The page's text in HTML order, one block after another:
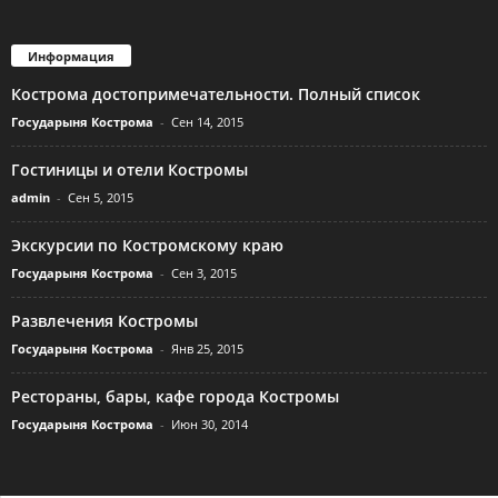
Информация
Кострома достопримечательности. Полный список
Государыня Кострома - Сен 14, 2015
Гостиницы и отели Костромы
admin - Сен 5, 2015
Экскурсии по Костромскому краю
Государыня Кострома - Сен 3, 2015
Развлечения Костромы
Государыня Кострома - Янв 25, 2015
Рестораны, бары, кафе города Костромы
Государыня Кострома - Июн 30, 2014